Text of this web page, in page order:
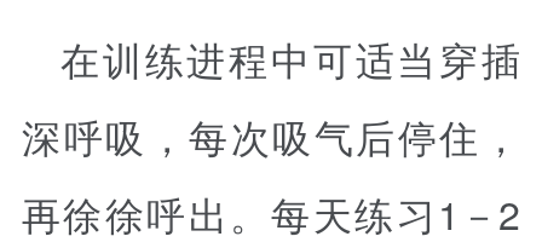
在训练进程中可适当穿插
深呼吸，每次吸气后停住，
再徐徐呼出。每天练习1－2